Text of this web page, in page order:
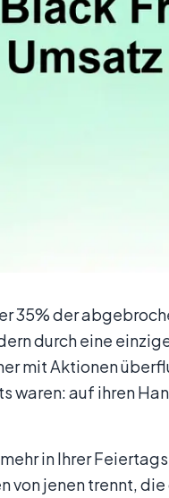
35% der
durch eine
mit Aktionen
waren: auf ihren
in Ihrer
von jenen trennt,